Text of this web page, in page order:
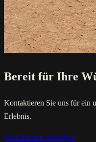
Bereit für Ihre
Kontaktieren Sie uns für ein
Erlebnis.
Jetzt Buchen Anfragen